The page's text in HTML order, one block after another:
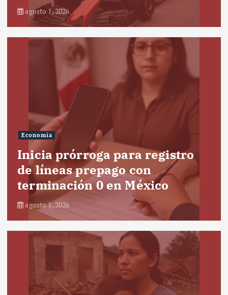
agosto 1, 2026
Economía
Inicia prórroga para registro
de líneas prepago con
terminación 0 en México
agosto 1, 2026